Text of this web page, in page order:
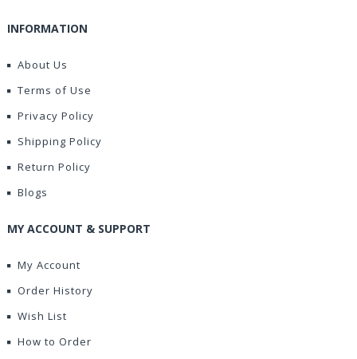
INFORMATION
About Us
Terms of Use
Privacy Policy
Shipping Policy
Return Policy
Blogs
MY ACCOUNT & SUPPORT
My Account
Order History
Wish List
How to Order